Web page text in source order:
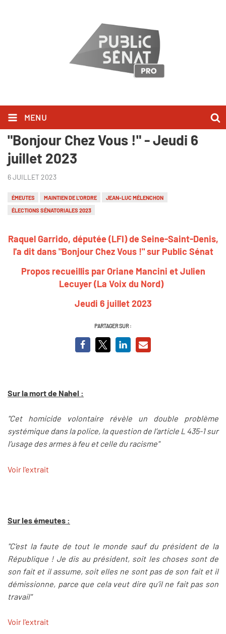
MENU
Raquel Garrido l'a dit dans
"Bonjour Chez Vous !" - Jeudi 6
juillet 2023
6 JUILLET 2023
ÉMEUTES MAINTIEN DE L'ORDRE
JEAN-LUC MÉLENCHON
ÉLECTIONS SÉNATORIALES 2023
Raquel Garrido, députée (LFI) de Seine-Saint-Denis,
l'a dit dans "Bonjour Chez Vous !" sur Public Sénat
Propos recueillis par Oriane Mancini et Julien
Lecuyer (La Voix du Nord)
Jeudi 6 juillet 2023
PARTAGER SUR :
Sur la mort de Nahel :
"Cet homicide volontaire révèle un double problème
systémique dans la police, la question de l’article L 435-1 sur
l’usage des armes à feu et celle du racisme"
Voir l'extrait
Sur les émeutes :
"C’est la faute de tout le monde sauf du président de la
République ! Je dis au président, soit les choses sont de
son fait et il assume, soit elles ne sont pas de son fait et il
démissionne, parce que cela veut dire qu’il ne fait pas son
travail"
Voir l'extrait